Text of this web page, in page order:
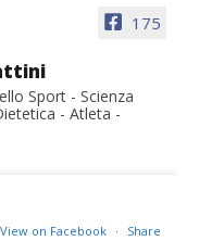
175
Sport - Scienza
- Atleta -
View on Facebook · Share